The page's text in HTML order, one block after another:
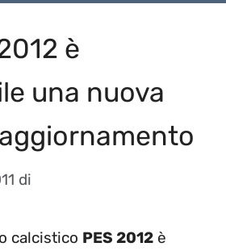
è
una nuova
di
calcistico PES 2012 è